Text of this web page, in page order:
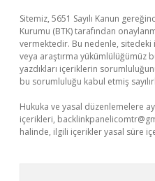
Sitemiz, 5651 Sayılı Kanun
Kurumu (BTK) tarafından
vermektedir. Bu nedenle,
veya araştırma yükümlülüğümüz
yazdıkları içeriklerin
bu sorumluluğu kabul etmiş
Hukuka ve yasal düzenlemelere
içerikleri,
halinde, ilgili içerikler yasal süre